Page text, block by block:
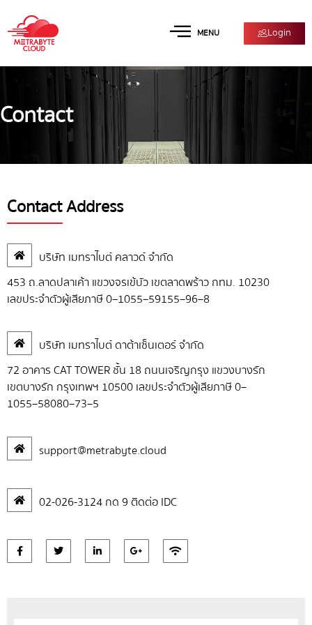
MENU Login
Contact
Contact Address
บริษัท เมทราไบต์ คลาวด์ จำกัด
453 ถ.ลาดปลาเค้า แขวงจรเข้บัว เขตลาดพร้าว กทม. 10230
เลขประจำตัวผู้เสียภาษี 0–1055–59155–96–8
บริษัท เมทราไบต์ ดาต้าเซ็นเตอร์ จำกัด
72 อาคาร CAT TOWER ชั้น 18 ถนนเจริญกรุง แขวงบางรัก
เขตบางรัก กรุงเทพฯ 10500 เลขประจำตัวผู้เสียภาษี 0–
1055–58080–73–5
support@metrabyte.cloud
02-026-3124 กด 9 ติดต่อ IDC